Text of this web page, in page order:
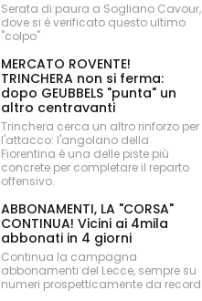
Serata di paura a Sogliano Cavour,
dove si è verificato questo ultimo
"colpo"
MERCATO ROVENTE!
TRINCHERA non si ferma:
dopo GEUBBELS "punta" un
altro centravanti
Trinchera cerca un altro rinforzo per
l'attacco: l'angolano della
Fiorentina è una delle piste più
concrete per completare il reparto
offensivo.
ABBONAMENTI, LA "CORSA"
CONTINUA! Vicini ai 4mila
abbonati in 4 giorni
Continua la campagna
abbonamenti del Lecce, sempre su
numeri prospetticamente da record